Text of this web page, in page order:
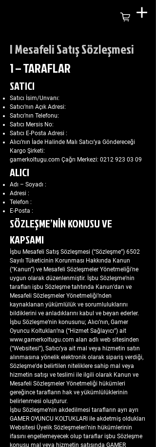
| Mesafeli Satış Sözleşmesi
1 – TARAFLAR
SATICI
Satıcı İsim/Unvanı:
Satıcı’nın Açık Adresi:
Satıcı’nın Telefonu:
Satıcı Mersis No:
Satıcı E-Posta Adresi :
Alıcı’nın İade Halinde Malı Satıcı’ya Göndereceği
Kargo Şirketi:
gamerkoltugu.com Çağrı Merkezi: 0212 923 03 09
ALICI
Adı – Soyadı :
Adresi :
Telefon :
E-Posta :
SÖZLEŞME’NİN KONUSU VE
KAPSAMI
İşbu Mesafeli Satış Sözleşmesi (“Sözleşme”) 6502
Sayılı Tüketicinin Korunması Hakkında Kanun
(“Kanun”) ve Mesafeli Sözleşmeler Yönetmeliği’ne
uygun olarak düzenlenmiştir. İşbu Sözleşme’nin
tarafları işbu Sözleşme tahtında Kanun’dan ve
Mesafeli Sözleşmeler Yönetmeliği’nden
kaynaklanan yükümlülük ve sorumluluklarını
bildiklerini ve anladıklarını kabul ve beyan ederler.
İşbu Sözleşme’nin konusunu; Alıcı’nın, Gamer
Oyuncu Koltukları’na (“Hizmet Sağlayıcı”) ait
www.gamerkoltugu.com alan adlı web sitesinden
(“Websitesi”), Satıcı’ya ait mal veya hizmetin satın
alınmasına yönelik elektronik olarak sipariş verdiği,
Sözleşme’de belirtilen niteliklere sahip mal veya
hizmetin satışı ve teslimi ile ilgili olarak Kanun ve
Mesafeli Sözleşmeler Yönetmeliği hükümleri
gereğince tarafların hak ve yükümlülüklerinin
belirlenmesi oluşturur.
İşbu Sözleşme’nin akdedilmesi tarafların ayrı ayrı
GAMER OYUNCU KOLTUKLARI ile akdetmiş oldukları
Websitesi Üyelik Sözleşmeleri’nin hükümlerinin
ifasını engellemeyecek olup taraflar işbu Sözleşme
konusu mal veya hizmetin satışında GAMER